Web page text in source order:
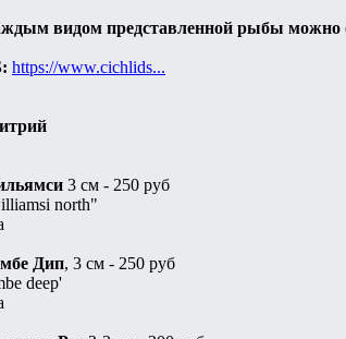
видом представленной рыбы можно
https://www.cichlids...
3 см - 250 руб
north"
Дип, 3 см - 250 руб
deep'